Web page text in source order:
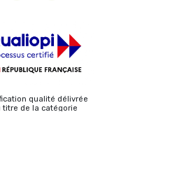
qualité délivrée
titre de la catégorie